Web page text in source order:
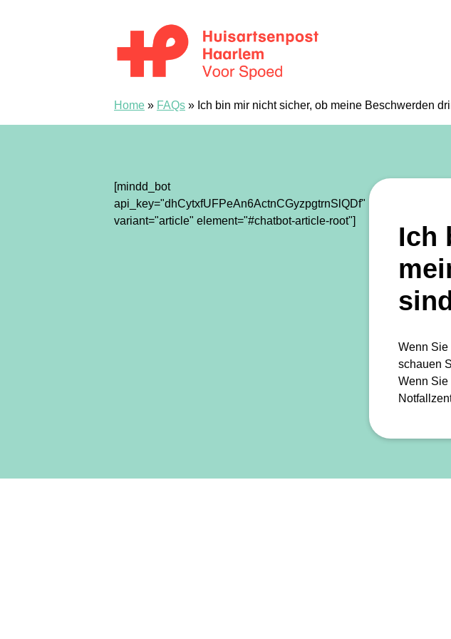
Home » FAQs » Ich bin mir nicht sicher, ob meine Beschwerden
Ich
Wenn Sie
schauen
Wenn Sie
[mindd_bot
api_key="dhCytxfUFPeAn6ActnCGyzpgtrnSlQDf"
variant="article" element="#chatbot-article-root"]